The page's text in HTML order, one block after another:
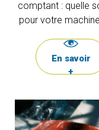
comptant : quelle
pour votre machine
En savoir
+